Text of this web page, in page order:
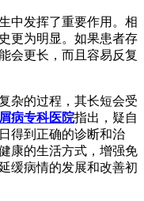
中发挥了重要作用。相
更为明显。如果患者存
会更长，而且容易反复
杂的过程，其长短会受
病专科医院指出，疑自
得到正确的诊断和治
康的生活方式，增强免
缓病情的发展和改善初